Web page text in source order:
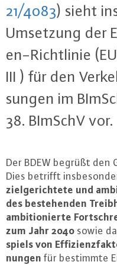
21/4083) sieht
Umsetzung der
en-Richt­li­nie
III ) für den
sun­gen im
38. BImSchV vor.
Der BDEW begrüßt
Dies betrifft
ziel­ge­rich­te­te und
des be­ste­hen­den
am­bi­tio­nier­te
zum Jahr 2040 sowie
spiels von
nun­gen für bestimmte